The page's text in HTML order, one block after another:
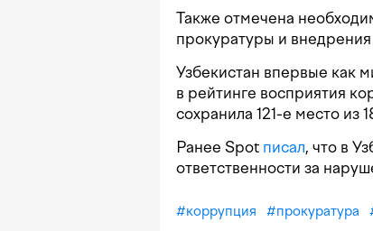
Также отмечена
прокуратуры и
Узбекистан впервые как
в рейтинге восприятия
сохранила 121-е место из
Ранее Spot писал, что в
ответственности за
#коррупция #прокуратура